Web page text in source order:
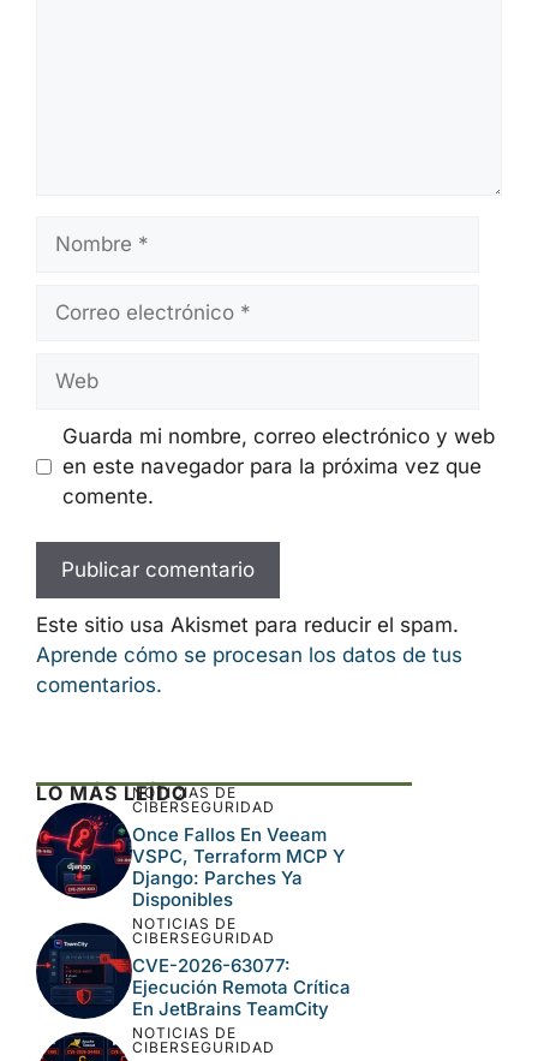
electrónico
Guarda mi nombre, correo electrónico y web
en este navegador para la próxima vez que
comente.
Este sitio usa Akismet para reducir el spam.
Aprende cómo se procesan los datos de tus
comentarios.
LO MÁS LEÍDO
NOTICIAS DE
CIBERSEGURIDAD
Once Fallos En Veeam
VSPC, Terraform MCP Y
Django: Parches Ya
Disponibles
NOTICIAS DE
CIBERSEGURIDAD
CVE-2026-63077:
Ejecución Remota Crítica
En JetBrains TeamCity
NOTICIAS DE
CIBERSEGURIDAD